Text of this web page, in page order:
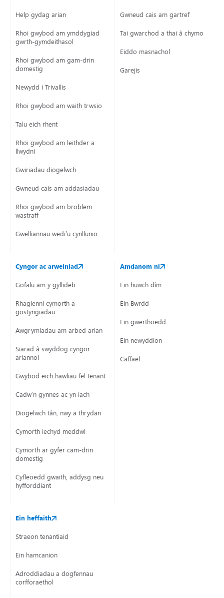
Help gydag arian
Rhoi gwybod am ymddygiad
gwrth-gymdeithasol
Rhoi gwybod am gam-drin
domestig
Newydd i Trivallis
Rhoi gwybod am waith trwsio
Talu eich rhent
Rhoi gwybod am leithder a
llwydni
Gwiriadau diogelwch
Gwneud cais am addasiadau
Rhoi gwybod am broblem
wastraff
Gwelliannau wedi’u cynllunio
Gwneud cais am gartref
Tai gwarchod a thai â chymorth
Eiddo masnachol
Garejis
Cyngor ac arweiniad
Gofalu am y gyllideb
Rhaglenni cymorth a
gostyngiadau
Awgrymiadau am arbed arian
Siarad â swyddog cyngor
ariannol
Gwybod eich hawliau fel tenant
Cadw’n gynnes ac yn iach
Diogelwch tân, nwy a thrydan
Cymorth iechyd meddwl
Cymorth ar gyfer cam-drin
domestig
Cyfleoedd gwaith, addysg neu
hyfforddiant
Amdanom ni
Ein huwch dîm
Ein Bwrdd
Ein gwerthoedd
Ein newyddion
Caffael
Ein heffaith
Straeon tenantiaid
Ein hamcanion
Adroddiadau a dogfennau
corfforaethol